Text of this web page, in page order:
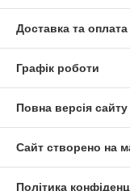
Доставка та оплата
Графік роботи
Повна версія сайту
Сайт створено на
Політика